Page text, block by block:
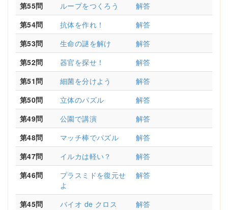
第55問 ループをつくろう
解答
第54問
抗体を作れ！
解答
第53問
生命の謎を解け
解答
第52問
器官を探せ！
解答
第51問
細菌を分けよう
解答
第50問
立体のパズル
解答
第49問
公園で講演
解答
第48問
マッチ棒でパズル
解答
第47問
イルカは軽い？
解答
第46問
プラスミドを復元せ
よ
解答
第45問 バイオ de クロス
解答